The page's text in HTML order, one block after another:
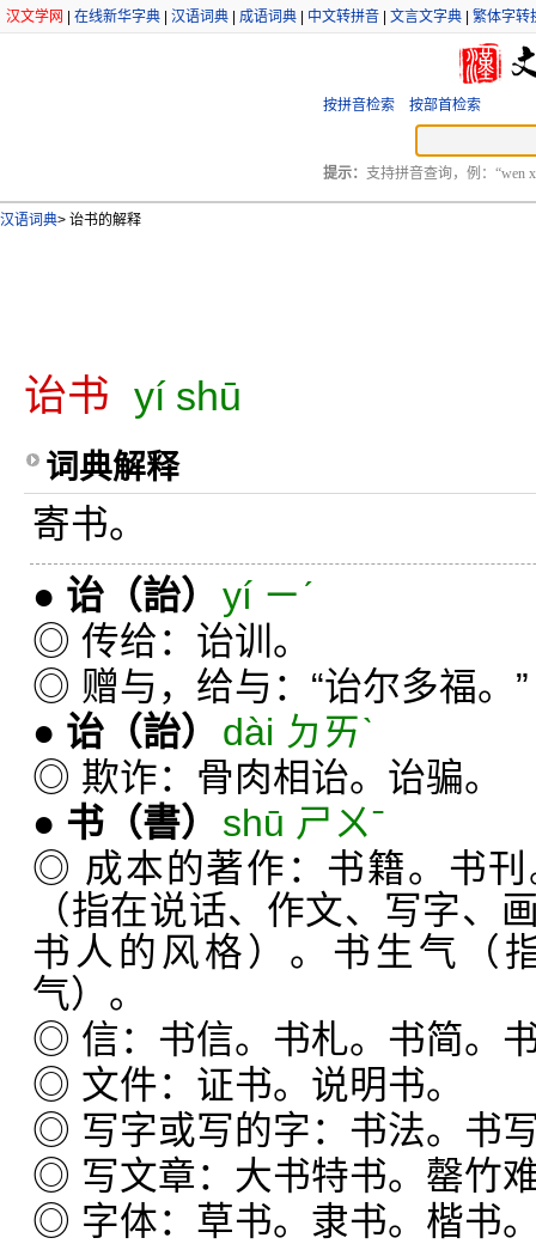
汉文学网 在线新华字典 汉语词典 成语词典 中文转拼音 文言文字典 繁体字转
按拼音检索 按部首检索
提示： 支持拼音查询，例：“wen
汉语词典> 诒书的解释
诒书 yí shū
词典解释
寄书。
● 诒 （詒） yí ㄧˊ
◎ 传给：诒训。
◎ 赠与，给与：“诒尔多福。”
● 诒 （詒）
dài ㄉㄞˋ
◎ 欺诈：骨肉相诒。诒骗。
● 书 （書）
shū ㄕㄨˉ
◎ 成本的著作：书籍。书
（指在说话、作文、写字、
书人的风格）。书生气（
气）。
◎ 信：书信。书札。书简。
◎ 文件：证书。说明书。
◎ 写字或写的字：书法。书
◎ 写文章：大书特书。罄竹
◎ 字体：草书。隶书。楷书